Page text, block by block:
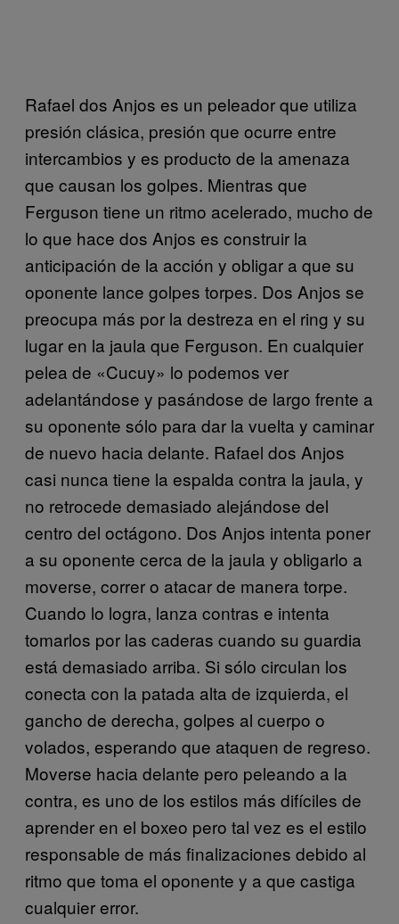
Rafael dos Anjos es un peleador que utiliza
presión clásica, presión que ocurre entre
intercambios y es producto de la amenaza
que causan los golpes. Mientras que
Ferguson tiene un ritmo acelerado, mucho de
lo que hace dos Anjos es construir la
anticipación de la acción y obligar a que su
oponente lance golpes torpes. Dos Anjos se
preocupa más por la destreza en el ring y su
lugar en la jaula que Ferguson. En cualquier
pelea de «Cucuy» lo podemos ver
adelantándose y pasándose de largo frente a
su oponente sólo para dar la vuelta y caminar
de nuevo hacia delante. Rafael dos Anjos
casi nunca tiene la espalda contra la jaula, y
no retrocede demasiado alejándose del
centro del octágono. Dos Anjos intenta poner
a su oponente cerca de la jaula y obligarlo a
moverse, correr o atacar de manera torpe.
Cuando lo logra, lanza contras e intenta
tomarlos por las caderas cuando su guardia
está demasiado arriba. Si sólo circulan los
conecta con la patada alta de izquierda, el
gancho de derecha, golpes al cuerpo o
volados, esperando que ataquen de regreso.
Moverse hacia delante pero peleando a la
contra, es uno de los estilos más difíciles de
aprender en el boxeo pero tal vez es el estilo
responsable de más finalizaciones debido al
ritmo que toma el oponente y a que castiga
cualquier error.